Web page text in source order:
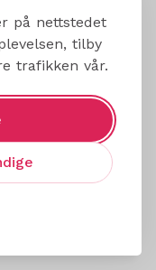
på nettstedet
tilby
trafikken vår.